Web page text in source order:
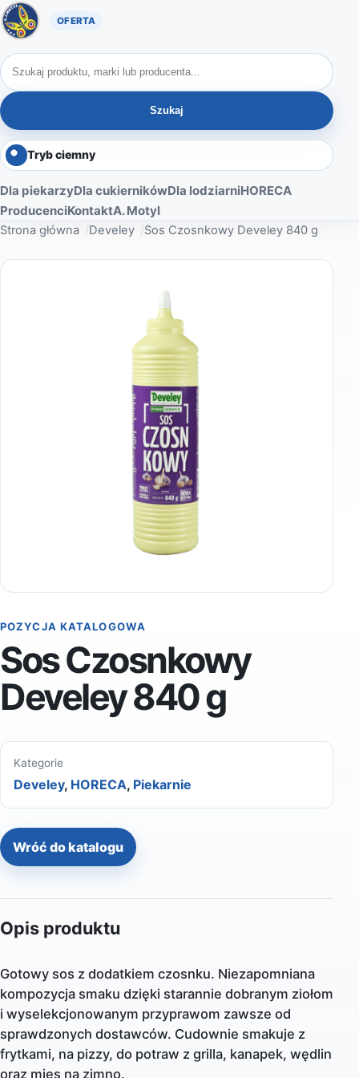
Oferta A. Motyl
Szukaj produktów
Szukaj
Tryb ciemny
Dla piekarzyDla cukiernikówDla lodziarniHORECA
ProducenciKontaktA. Motyl
Strona główna Develey Sos Czosnkowy Develey 840 g
POZYCJA KATALOGOWA
Sos Czosnkowy
Develey 840 g
Kategorie
Develey, HORECA, Piekarnie
Wróć do katalogu
Opis produktu
Gotowy sos z dodatkiem czosnku. Niezapomniana
kompozycja smaku dzięki starannie dobranym ziołom
i wyselekcjonowanym przyprawom zawsze od
sprawdzonych dostawców. Cudownie smakuje z
frytkami, na pizzy, do potraw z grilla, kanapek, wędlin
oraz mięs na zimno.